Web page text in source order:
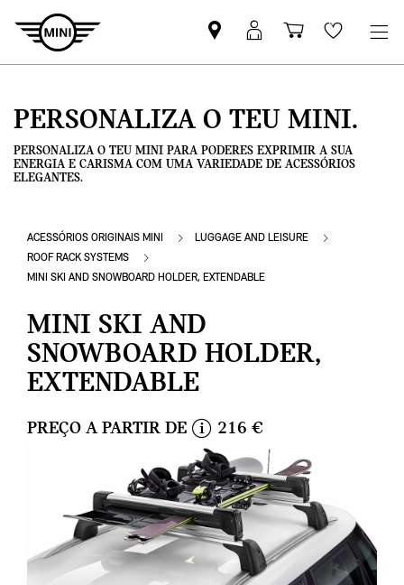
Pesquisar
parceiro
Iniciar
sessão
Carrinho
de
Wishlist
PERSONALIZA O TEU MINI.
PERSONALIZA O TEU MINI PARA PODERES EXPRIMIR A SUA
ENERGIA E CARISMA COM UMA VARIEDADE DE ACESSÓRIOS
ELEGANTES.
ACESSÓRIOS ORIGINAIS MINI
LUGGAGE AND LEISURE
ROOF RACK SYSTEMS
MINI SKI AND SNOWBOARD HOLDER, EXTENDABLE
MINI SKI AND
SNOWBOARD HOLDER,
EXTENDABLE
PREÇO A PARTIR DE
n
f
o
216 €